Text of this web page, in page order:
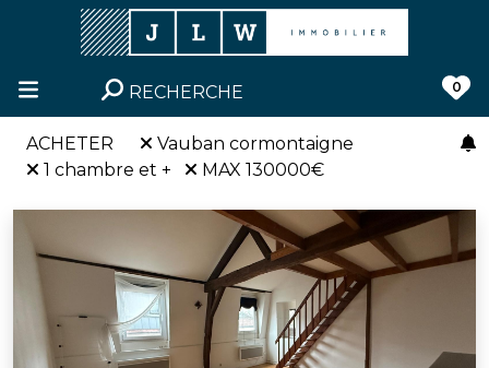
RECHERCHE 0
ACHETER
Vauban cormontaigne
1 chambre et +
MAX 130000€